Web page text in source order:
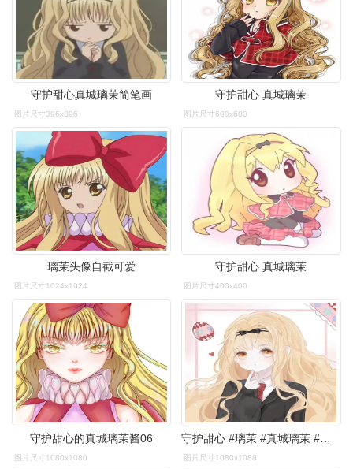
守护甜心真城璃茉简笔画
图片尺寸396x396
守护甜心 真城璃茉
图片尺寸600x600
璃茉头像自截可爱
图片尺寸1024x1024
守护甜心 真城璃茉
图片尺寸400x400
守护甜心的真城璃茉酱06
图片尺寸1080x1080 图片尺寸1080x1088